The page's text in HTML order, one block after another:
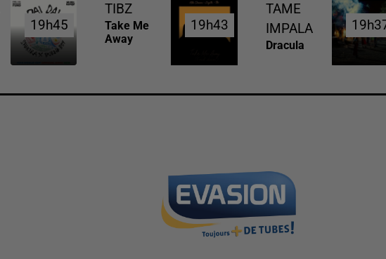
19h45
19h45
TIBZ
Take Me
Away
19h43
19h43
TAME
IMPALA
Dracula